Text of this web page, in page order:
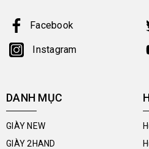
Facebook
Instagram
DANH MỤC
GIÀY NEW
GIÀY 2HAND